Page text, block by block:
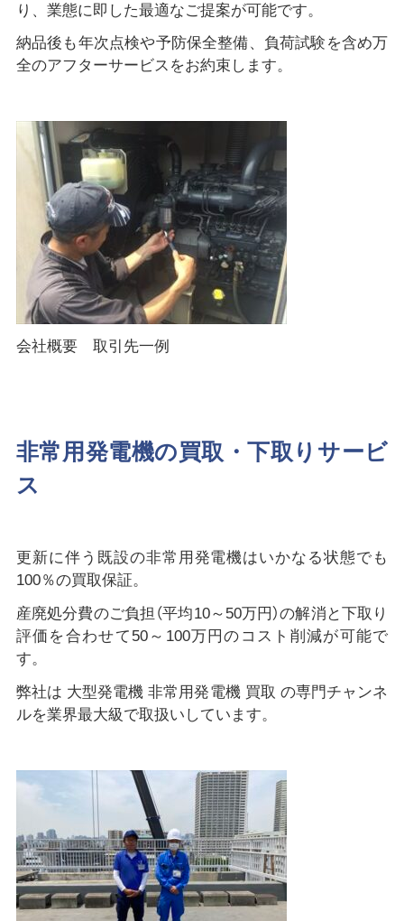
り、業態に即した最適なご提案が可能です。
納品後も年次点検や予防保全整備、負荷試験を含め万
全のアフターサービスをお約束します。
会社概要 取引先一例
非常用発電機の買取・下取りサービ
ス
更新に伴う既設の非常用発電機はいかなる状態でも
100％の買取保証。
産廃処分費のご負担（平均10～50万円）の解消と下取り
評価を合わせて50～100万円のコスト削減が可能で
す。
弊社は 大型発電機 非常用発電機 買取 の専門チャンネ
ルを業界最大級で取扱いしています。